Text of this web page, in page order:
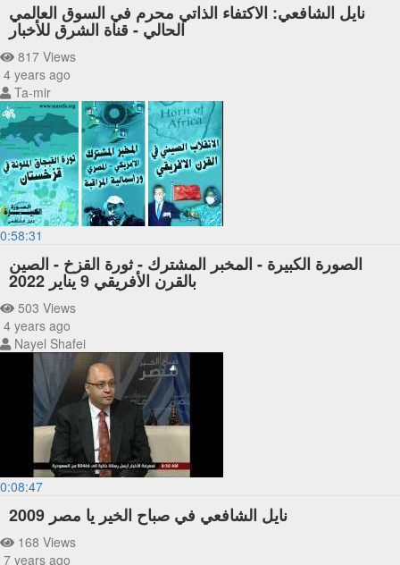
نايل الشافعي: الاكتفاء الذاتي محرم في السوق العالمي
الحالي - قناة الشرق للأخبار
817 Views
4 years ago
Ta-mir
0:58:31
الصورة الكبيرة - المخبر المشترك - ثورة القزخ - الصين
بالقرن الأفريقي 9 يناير 2022
503 Views
4 years ago
Nayel Shafei
0:08:47
نايل الشافعي في صباح الخير يا مصر 2009
168 Views
7 years ago